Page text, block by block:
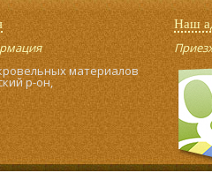
материалов
р-он,
Наш